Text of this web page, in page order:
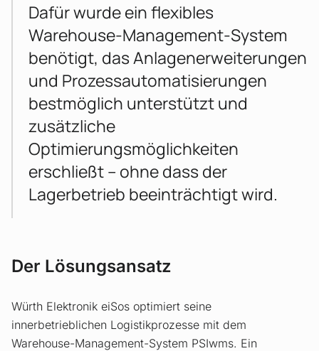
Dafür wurde ein flexibles
Warehouse-Management-System
benötigt, das Anlagenerweiterungen
und Prozessautomatisierungen
bestmöglich unterstützt und
zusätzliche
Optimierungsmöglichkeiten
erschließt – ohne dass der
Lagerbetrieb beeinträchtigt wird.
Der Lösungsansatz
Würth Elektronik eiSos optimiert seine
innerbetrieblichen Logistikprozesse mit dem
Warehouse-Management-System PSIwms. Ein